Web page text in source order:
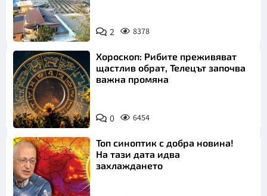
2 8378
Хороскоп: Рибите преживяват
щастлив обрат, Телецът започва
важна промяна
0 6454
Топ синоптик с добра новина!
На тази дата идва
захлаждането